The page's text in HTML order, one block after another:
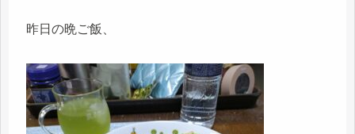
昨日の晩ご飯、